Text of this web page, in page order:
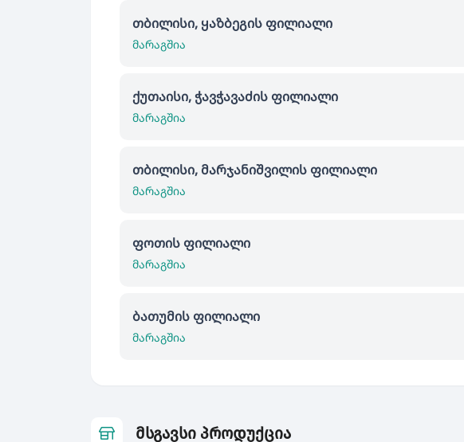
თბილისი, ყაზბეგის ფილიალი
მარაგშია
ქუთაისი, ჭავჭავაძის ფილიალი
მარაგშია
თბილისი, მარჯანიშვილის ფილიალი
მარაგშია
ფოთის ფილიალი
მარაგშია
ბათუმის ფილიალი
მარაგშია
მსგავსი პროდუქცია